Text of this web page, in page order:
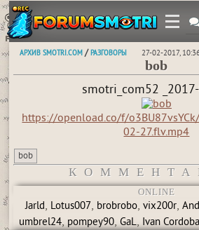
АРХИВ SMOTRI.COM /РАЗГОВОРЫ 27-02-2017,
bob
smotri_com52
https://openload.co/f/o3BU87vsYCk/
02-27.flv.mp4
bob
ONLINE
Jarld, Lotus007, brobrobo,vix200r,
umbrel24, pompey90, GaL, Ivan Cordoba